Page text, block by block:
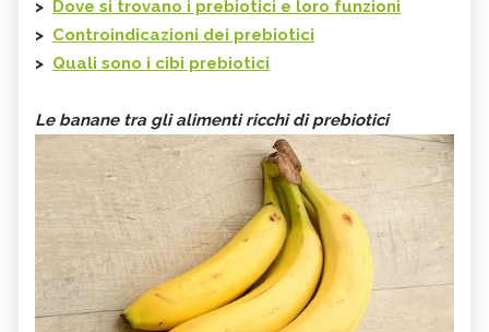
> Dove si trovano i prebiotici e loro funzioni
> Controindicazioni dei prebiotici
> Quali sono i cibi prebiotici
Le banane tra gli alimenti ricchi di prebiotici